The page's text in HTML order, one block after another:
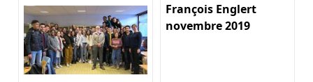
François Englert
novembre 2019